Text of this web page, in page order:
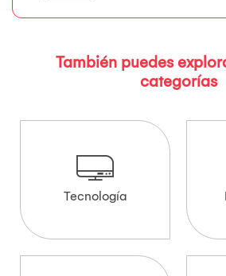
También puedes
categorías
Tecnología